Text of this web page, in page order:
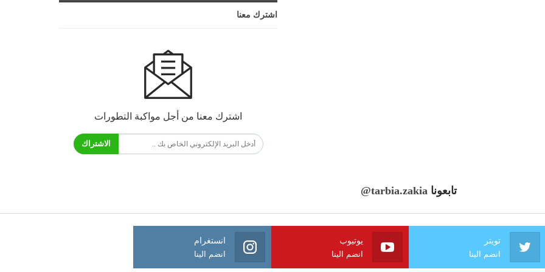
اشترك معنا
اشترك معنا من أجل مواكبة التطورات
الاشتراك
تابعونا @tarbia.zakia
تويتر
انضم الينا
يوتيوب
انضم الينا
انستغرام
انضم الينا